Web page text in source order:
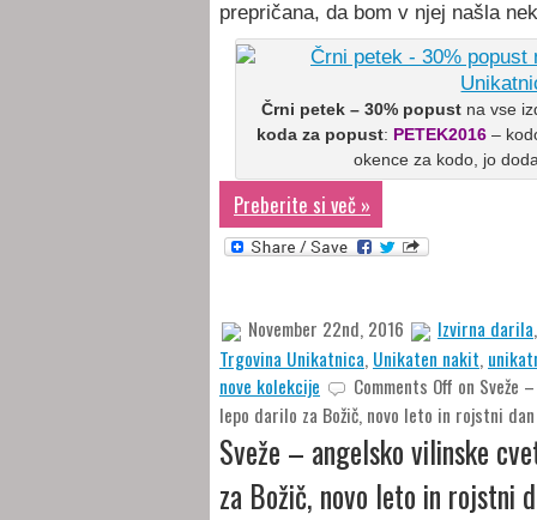
prepričana, da bom v njej našla
Črni petek – 30% popust na vse
koda za popust: PETEK2016 –
okence za kodo, jo
Preberite si več »
November 22nd, 2016 Izvirna darila
Trgovina Unikatnica, Unikaten nakit,
nove kolekcije
Comments Off on Sveže
lepo darilo za Božič, novo leto in rojstni dan
Sveže – angelsko vilinske
za Božič, novo leto in rojstni